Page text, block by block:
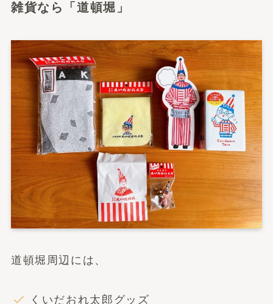
雑貨なら「道頓堀」
道頓堀周辺には、
くいだおれ太郎グッズ